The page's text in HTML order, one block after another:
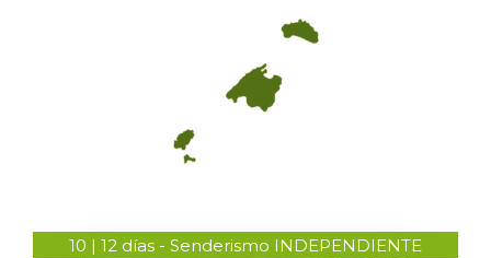
10 | 12 días - Senderismo INDEPENDIENTE